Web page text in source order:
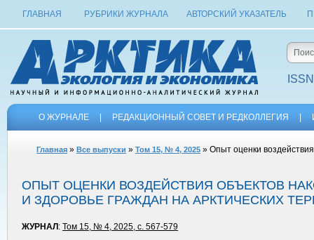
ГЛАВНАЯ РУБРИКИ ЖУРНАЛА АВТОРСКИЙ УКАЗАТЕЛЬ
О ЖУРНАЛЕ РЕДАКЦИОННЫЙ СОВЕТ И РЕДКОЛЛЕГИЯ
Главная » Все выпуски » Том 15, № 4, 2025 » Опыт оценки
ОПЫТ ОЦЕНКИ ВОЗДЕЙСТВИЯ ОБЪЕКТОВ
И ЗДОРОВЬЕ ГРАЖДАН НА АРК­ТИЧЕСКИХ
ЖУРНАЛ : Том 15, № 4, 2025, с. 567-579